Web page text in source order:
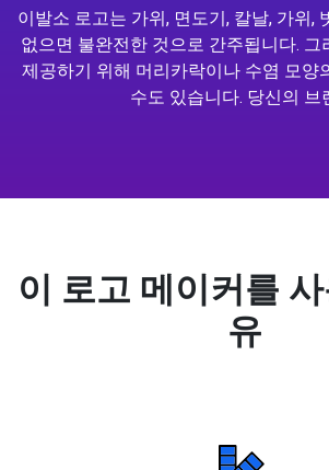
이발소 로고는 가위, 면도기, 칼날, 가위,
없으면 불완전한 것으로 간주됩니다. 그
제공하기 위해 머리카락이나 수염 모양
수도 있습니다. 당신의 브
이 로고 메이커를
유